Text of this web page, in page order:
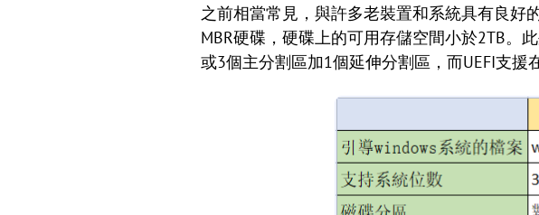
之前相當常見，與許多老裝置和系統具有良好
MBR硬碟，硬碟上的可用存儲空間小於2TB。
或3個主分割區加1個延伸分割區，而UEFI支援